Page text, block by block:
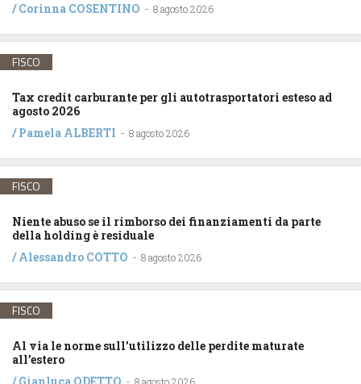
/Corinna COSENTINO - 8 agosto 2026
FISCO
Tax credit carburante per gli autotrasportatori esteso ad
agosto 2026
/Pamela ALBERTI - 8 agosto 2026
FISCO
Niente abuso se il rimborso dei finanziamenti da parte
della holding è residuale
/Alessandro COTTO - 8 agosto 2026
FISCO
Al via le norme sull’utilizzo delle perdite maturate
all’estero